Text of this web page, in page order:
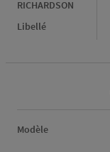
RICHARDSON
Libellé
Caractéristiques
Modèle